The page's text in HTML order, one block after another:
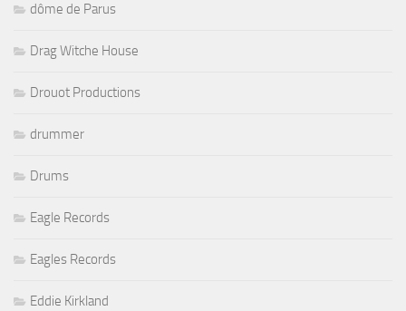
dôme de Parus
Drag Witche House
Drouot Productions
drummer
Drums
Eagle Records
Eagles Records
Eddie Kirkland